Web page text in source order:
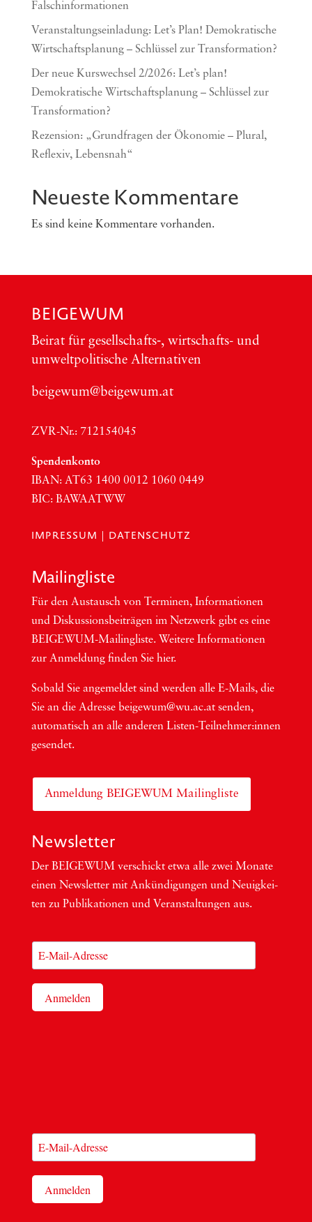
Falschinformationen
Veranstaltungseinladung: Let’s Plan! Demokratische
Wirtschaftsplanung – Schlüssel zur Transformation?
Der neue Kurswechsel 2/2026: Let’s plan!
Demokratische Wirtschaftsplanung – Schlüssel zur
Transformation?
Rezension: „Grundfragen der Ökonomie – Plural,
Reflexiv, Lebensnah“
Neueste Kommentare
Es sind keine Kommentare vorhanden.
BEIGEWUM
Bei­rat für gesellschafts‑, wirt­schafts- und
umwelt­po­li­ti­sche Alter­na­ti­ven
beigewum@beigewum.at
ZVR-Nr.: 712154045
Spen­den­kon­to
IBAN: AT63 1400 0012 1060 0449
BIC: BAWAATWW
IMPRESSUM | DATENSCHUTZ
Mai­ling­lis­te
Für den Aus­tausch von Ter­mi­nen, Infor­ma­tio­nen
und Dis­kus­si­ons­bei­trä­gen im Netzwerk gibt es eine
BEI­GEWUM-Mai­ling­lis­te. Wei­te­re Infor­ma­tio­nen
zur Anmel­dung fin­den Sie hier.
Sobald Sie ange­mel­det sind wer­den alle E-Mails, die
Sie an die Adres­se beigewum@wu.ac.at sen­den,
auto­ma­tisch an alle ande­ren Lis­ten-Teil­neh­me­r:in­nen
gesendet.
Anmeldung BEIGEWUM Mailingliste
Newsletter
Der BEIGEWUM ver­schickt etwa alle zwei Mona­te
einen News­let­ter mit Ankün­di­gun­gen und Neu­ig­kei­
ten zu Publi­ka­tio­nen und Ver­an­stal­tun­gen aus.